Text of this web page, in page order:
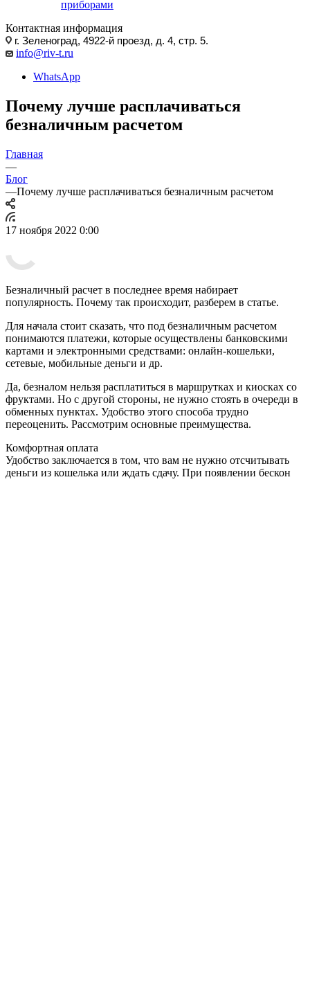
приборами
Контактная информация
г. Зеленоград, 4922-й проезд, д. 4, стр. 5.
info@riv-t.ru
WhatsApp
Почему лучше расплачиваться
безналичным расчетом
Главная
—
Блог
—Почему лучше расплачиваться безналичным расчетом
17 ноября 2022 0:00
Безналичный расчет в последнее время набирает
популярность. Почему так происходит, разберем в статье.
Для начала стоит сказать, что под безналичным расчетом
понимаются платежи, которые осуществлены банковскими
картами и электронными средствами: онлайн-кошельки,
сетевые, мобильные деньги и др.
Да, безналом нельзя расплатиться в маршрутках и киосках со
фруктами. Но с другой стороны, не нужно стоять в очереди в
обменных пунктах. Удобство этого способа трудно
переоценить. Рассмотрим основные преимущества.
Комфортная оплата
Удобство заключается в том, что вам не нужно отсчитывать
деньги из кошелька или ждать сдачу. При появлении бескон